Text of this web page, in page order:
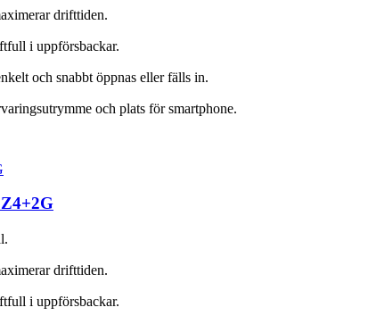
drifttiden.
i uppförsbackar.
och snabbt öppnas eller fälls in.
och plats för smartphone.
drifttiden.
i uppförsbackar.